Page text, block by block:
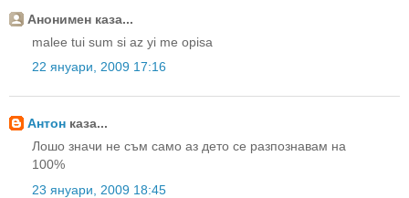
Анонимен каза...
malee tui sum si az yi me opisa
22 януари, 2009 17:16
Антон каза...
Лошо значи не съм само аз дето се разпознавам на
100%
23 януари, 2009 18:45